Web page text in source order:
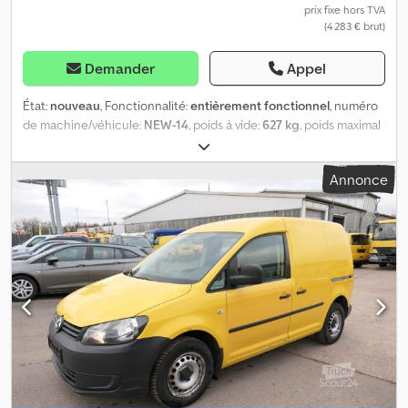
prix fixe hors TVA
(4 283 € brut)
Demander Appel
État: nouveau, Fonctionnalité:entièrement fonctionnel, numéro
de machine/véhicule: NEW-14, poids à vide:627 kg, poids maximal
2 700 kg
2 essieux, longueur de l'espace de chargement:3 060 mm,
largeur de l’espace de chargement:
, hauteur de
l'espace de chargement:300 mm , suspension:autre, dimension
des pneus:195 / 50 R 13, vitesse maximale:100 km/h, couleur:
argenté, frein de remorque:remorque freinée, Année de
construction:2026, freins:autre , SARIS K1 306 170 2700 2 Benne
basculante arrière VÉHICULE NEUF Dimensions intérieures :
306 cm x 170 cm Hauteur des parois : 30 cm Hauteur de la
plateforme de chargement : 66 cm Poids total : 2700 kg Charge
utile : 2073 kg Remorque tandem freinée Frein d’inertie et frein
de stationnement de KNOTT 2 essieux de 1350 kg avec frein
Châssis bas Châssis en acier galvanisé à chaud entièrement
soudé Dcjdpfeghpcasx Aagsk Parois latérales en profilé
Annonce